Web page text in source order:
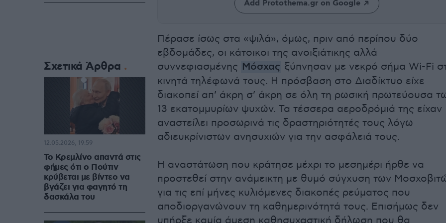
Add Protothema.gr on Google
Πέρασε ίσως στα «ψιλά», όμως, πριν από περίπου δύο
εβδομάδες, οι κάτοικοι της ανοιξιάτικης αλλά
συννεφιασμένης Μόσχας ξύπνησαν με νεκρό σήμα Wi-Fi
κινητά τηλέφωνά τους. Η πρόσβαση στο Διαδίκτυο είχε
διακοπεί απ’ άκρη σ’ άκρη σε όλη τη ρωσική πρωτεύουσα
13 εκατομμυρίων ψυχών. Τα τέσσερα αεροδρόμιά της είχαν
αναστείλει προσωρινά τις δραστηριότητές τους λόγω
αδιευκρίνιστων ανησυχιών για την ασφάλειά τους.
Η αναστάτωση που κράτησε μέχρι το μεσημέρι ήρθε να
προστεθεί στην ανάμεικτη με θυμό σύγχυση των
για τις επί μήνες κυλιόμενες διακοπές ρεύματος που
αποδιοργανώνουν τη καθημερινότητά τους. Επισήμως δεν
υπήρξε καμία άμεση καθησυχαστική δήλωση που θα
Σχετικά Άρθρα
Το Κρεμλίνο απαντά στις
φήμες ότι ο Πούτιν
κρύβεται με βίντεο να
βγάζει για φαγητό τη
δασκάλα του
12.05.2026, 19:59